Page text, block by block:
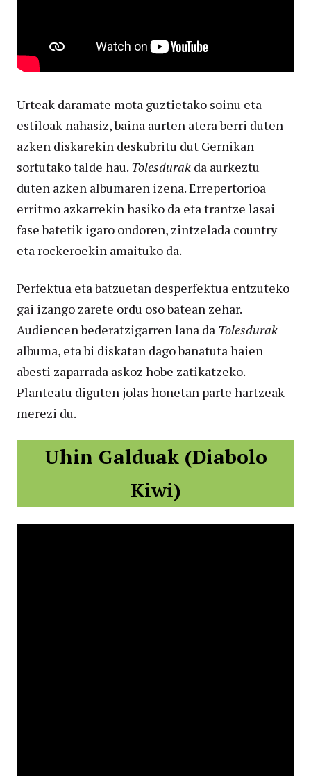
Urteak daramate mota guztietako soinu eta
estiloak nahasiz, baina aurten atera berri duten
azken diskarekin deskubritu dut Gernikan
sortutako talde hau. Tolesdurak da aurkeztu
duten azken albumaren izena. Errepertorioa
erritmo azkarrekin hasiko da eta trantze lasai
fase batetik igaro ondoren, zintzelada country
eta rockeroekin amaituko da.
Perfektua eta batzuetan desperfektua entzuteko
gai izango zarete ordu oso batean zehar.
Audiencen bederatzigarren lana da Tolesdurak
albuma, eta bi diskatan dago banatuta haien
abesti zaparrada askoz hobe zatikatzeko.
Planteatu diguten jolas honetan parte hartzeak
merezi du.
Uhin Galduak (Diabolo
Kiwi)